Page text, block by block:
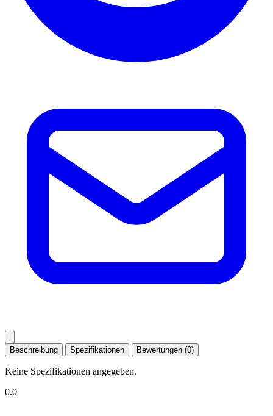
Beschreibung Spezifikationen Bewertungen (0)
Keine Spezifikationen angegeben.
0.0